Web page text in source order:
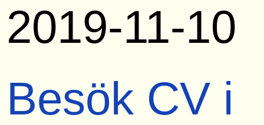
2019-11-10
Besök CV i